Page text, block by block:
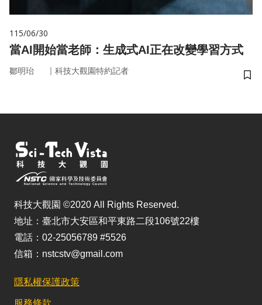
115/06/30
當AI開始當老師：生成式AI正在改變學習方式
鄒明珆 ｜ 科技大觀園特約記者
儲
科技大觀園 ©2020 All Rights Reserved.
地址：臺北市大安區和平東路二段106號22樓
電話：02-25056789 #5526
信箱：nstcstv@gmail.com
隱私權保護政策
服務條款